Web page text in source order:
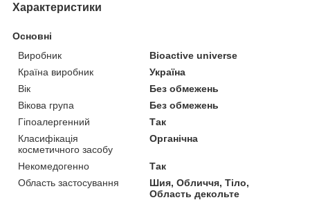
Характеристики
Основні
Виробник
Bioactive universe
Країна виробник
Україна
Вік
Без обмежень
Вікова група
Без обмежень
Гіпоалергенний
Так
Класифікація
косметичного засобу
Органічна
Некомедогенно
Так
Область застосування
Шия, Обличчя, Тіло,
Область декольте